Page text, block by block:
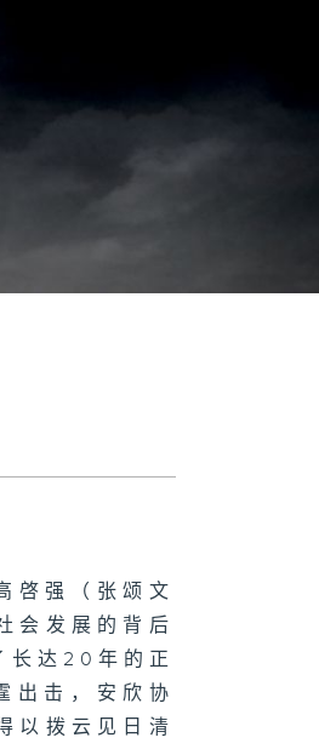
啓强（张颂文
会发展的背后
长达20年的正
出击，安欣协
以拨云见日清